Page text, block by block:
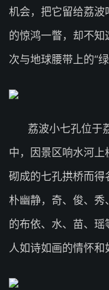
机会，把它留给荔波
的惊鸿一瞥，却不
次与地球腰带上的“绿
荔波小七孔位于
中，因景区响水河
砌成的七孔拱桥而得
朴幽静，奇、俊、
的布依、水、苗、
人如诗如画的情怀和